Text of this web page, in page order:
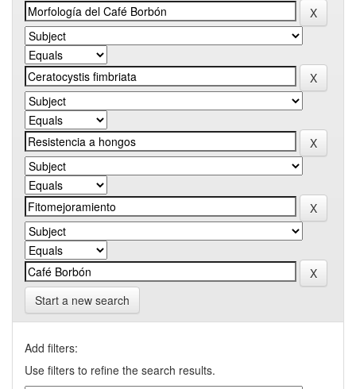
Start a new search
Add filters:
Use filters to refine the search results.